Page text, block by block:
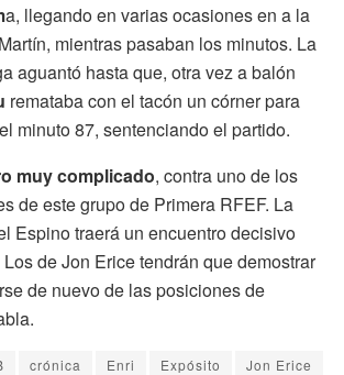
a, llegando en varias ocasiones en a la
mientras pasaban los minutos. La
aguantó hasta que, otra vez a balón
remataba con el tacón un córner para
minuto 87, sentenciando el partido.
muy complicado, contra uno de los
de este grupo de Primera RFEF. La
Espino traerá un encuentro decisivo
Los de Jon Erice tendrán que demostrar
de nuevo de las posiciones de
crónica Enri Expósito
Jon Erice